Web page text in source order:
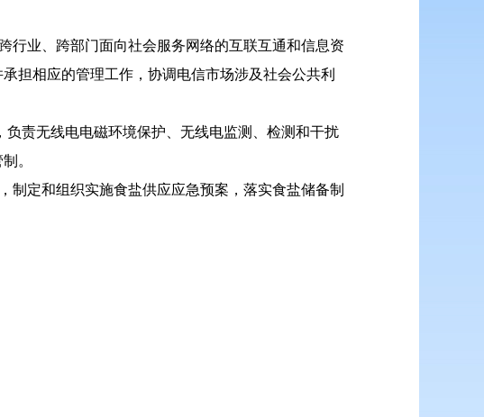
行业、跨部门面向社会服务网络的互联互通和信息资
担相应的管理工作，协调电信市场涉及社会公共利
责无线电电磁环境保护、无线电监测、检测和干扰
。
制定和组织实施食盐供应应急预案，落实食盐储备制